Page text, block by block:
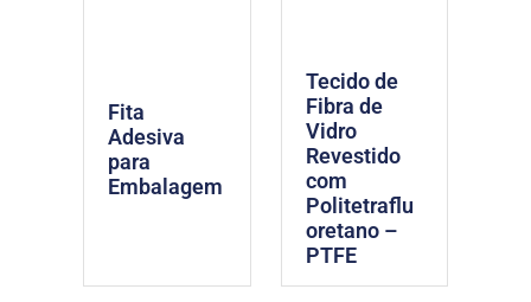
Fita
Adesiva
para
Embalagem
Tecido de
Fibra de
Vidro
Revestido
com
Politetraflu
oretano –
PTFE